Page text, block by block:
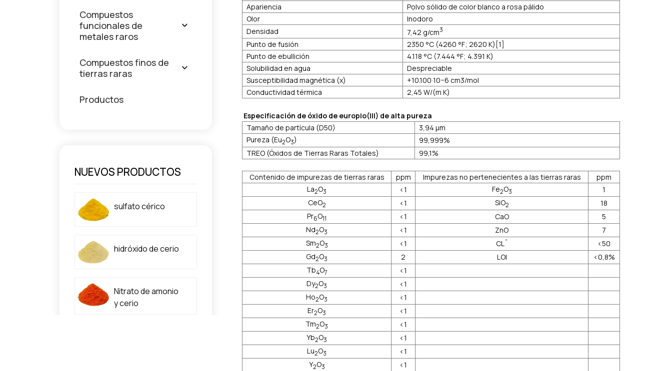
Apariencia
Polvo sólido de color blanco a rosa pálido
Olor
Inodoro
Densidad
7,42 g/cm3
Punto de fusión
2350 °C (4260 °F; 2620 K)[1]
Punto de ebullición
4.118 °C (7.444 °F; 4.391 K)
Solubilidad en agua
Despreciable
Susceptibilidad magnética (χ)
+10.100·10−6 cm3/mol
Conductividad térmica
2,45 W/(m K)
Especificación de óxido de europio(III) de alta pureza
Tamaño de partícula (D50)
3,94 µm
Pureza (Eu2O3)
99,999%
TREO (Óxidos de Tierras Raras Totales)
99,1%
Contenido de impurezas de tierras raras ppm Impurezas no pertenecientes a las tierras raras
ppm
La2O3 <1 Fe2O3
1
CeO2 <1 SiO2
18
Pr6O11 <1 CaO
5
Nd2O3 <1 ZnO
7
Sm2O3 <1 CL¯
<50
Gd2O3 2 LOI
<0,8%
Tb4O7
<1
Dy2O3
<1
Ho2O3
<1
Er2O3
<1
Tm2O3
<1
Yb2O3
<1
Lu2O3
<1
Y2O3
<1
Compuestos
funcionales de
metales raros
Compuestos finos de
tierras raras
Productos
NUEVOS PRODUCTOS
sulfato cérico
hidróxido de cerio
Nitrato de amonio
y cerio